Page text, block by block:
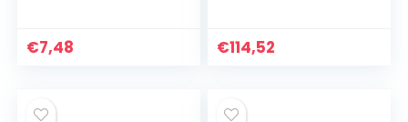
natürliches
Nagerfutter für
Hamster, Chinchilla
€7,48
Kunststoff, mit
Zubehör, Modularer
€114,52